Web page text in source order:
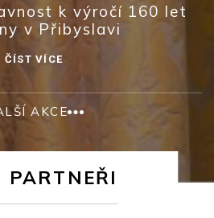
k výročí 160 let
v Přibyslavi
ČÍST VÍCE
AKCE
PARTNEŘI